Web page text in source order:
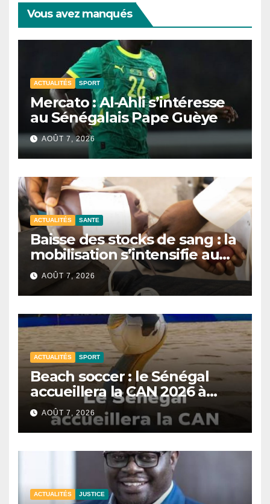
Vous avez manqués
ACTUALITÉS SPORT
Mercato : Al-Ahli s’intéresse
au Sénégalais Pape Guèye
AOÛT 7, 2026
ACTUALITÉS SANTE
Baisse des stocks de sang : la
mobilisation s’intensifie au
CNTS de Dakar.
AOÛT 7, 2026
ACTUALITÉS SPORT
Beach soccer : le Sénégal
accueillera la CAN 2026 à
Dakar.
AOÛT 7, 2026
ACTUALITÉS JUSTICE